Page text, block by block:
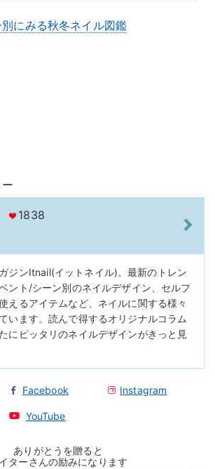
にみる秋冬ネイル図鑑
1838
ジンItnail(イットネイル)。最新のトレン
ント/シーン別のネイルデザイン、セルフ
えるアイテムなど、ネイルに関する様々
います。読んで得するオリジナルコラム
にピッタリのネイルデザインがきっと見
Facebook Instagram
YouTube
ありがとうを贈ると
ターさんの励みになります